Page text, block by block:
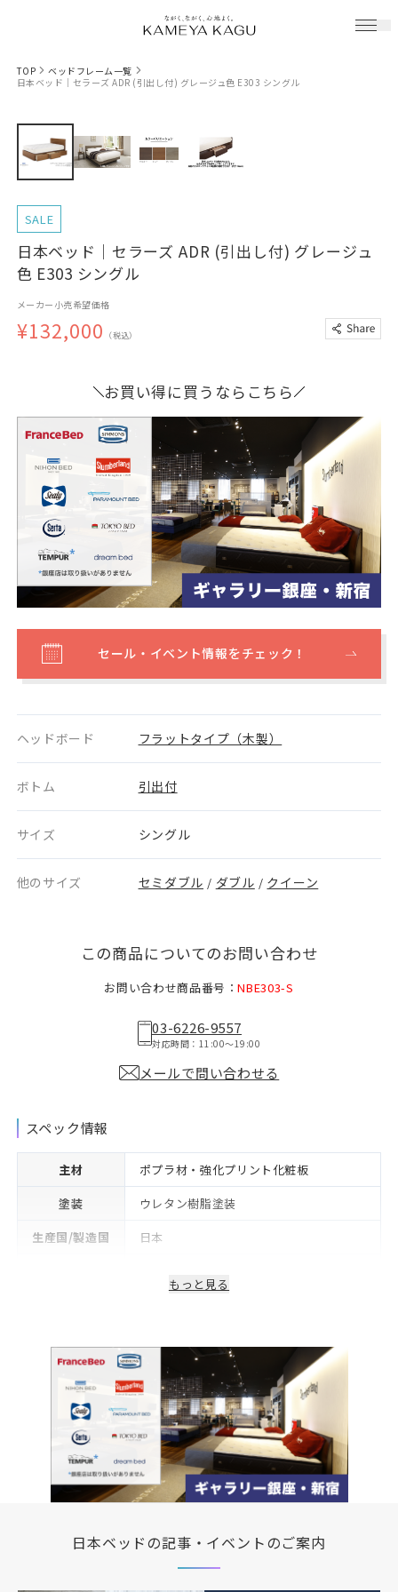
TOP
ベッドフレーム一覧
日本ベッド｜セラーズ ADR (引出し付) グレージュ色 E303 シングル
SALE
日本ベッド｜セラーズ ADR (引出し付) グレージュ
色 E303 シングル
メーカー小売希望価格
¥132,000 （税込）
お買い得に買うならこちら
セール・イベント情報をチェック！
ヘッドボード フラットタイプ（木製）
ボトム 引出付
サイズ シングル
他のサイズ セミダブル / ダブル / クイーン
この商品についてのお問い合わせ
お問い合わせ商品番号：NBE303-S
03-6226-9557
対応時間：11:00〜19:00
メールで問い合わせる
スペック情報
主材
ポプラ材・強化プリント化粧板
塗装
ウレタン樹脂塗装
生産国/製造国
日本
もっと見る
日本ベッドの記事・イベントのご案内